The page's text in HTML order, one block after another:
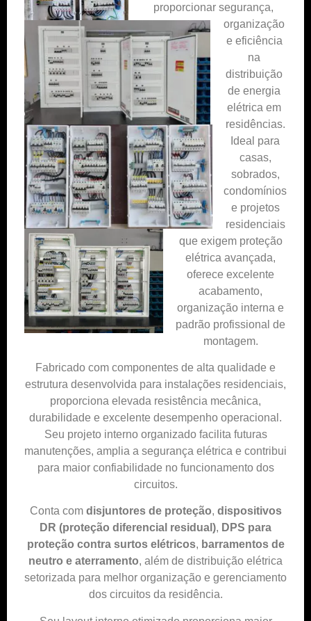
proporcionar segurança,
organização
e eficiência
na
distribuição
de energia
elétrica em
residências.
Ideal para
casas,
sobrados,
condomínios
e projetos
residenciais
que exigem proteção
elétrica avançada,
oferece excelente
acabamento,
organização interna e
padrão profissional de
montagem.
Fabricado com componentes de alta qualidade e
estrutura desenvolvida para instalações residenciais,
proporciona elevada resistência mecânica,
durabilidade e excelente desempenho operacional.
Seu projeto interno organizado facilita futuras
manutenções, amplia a segurança elétrica e contribui
para maior confiabilidade no funcionamento dos
circuitos.
Conta com disjuntores de proteção, dispositivos
DR (proteção diferencial residual), DPS para
proteção contra surtos elétricos, barramentos de
neutro e aterramento, além de distribuição elétrica
setorizada para melhor organização e gerenciamento
dos circuitos da residência.